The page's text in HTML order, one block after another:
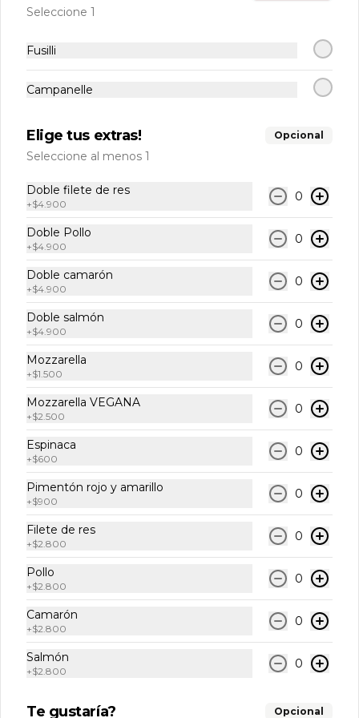
Coca cola lata
$2.950
Coca cola light lata
$2.950
Coca cola zero lata
$2.950
Fanta lata
Seleccione 1
Fusilli
Campanelle
Elige tus extras! Opcional
Seleccione al menos 1
Doble filete de res
+$4.900
0
Doble Pollo
+$4.900
0
Doble camarón
+$4.900
0
Doble salmón
+$4.900
0
Mozzarella
+$1.500
0
Mozzarella VEGANA
+$2.500
0
Espinaca
+$600
0
Pimentón rojo y amarillo
+$900
0
Filete de res
+$2.800
0
Pollo
+$2.800
0
Camarón
+$2.800
0
Salmón
+$2.800
0
Te gustaría? Opcional